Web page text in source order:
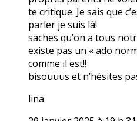
te critique. Je sais que
parler je suis là!
saches qu’on a tous
existe pas un « ado
comme il est!!
bisouuus et n’hésites
lina